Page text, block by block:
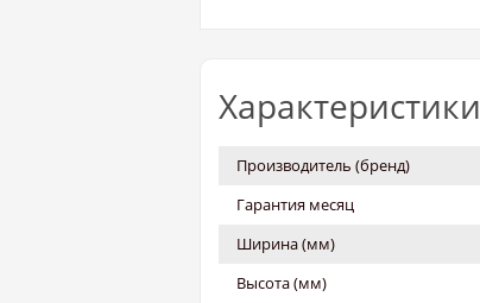
Характеристики
Производитель (бренд)
Гарантия месяц
Ширина (мм)
Высота (мм)